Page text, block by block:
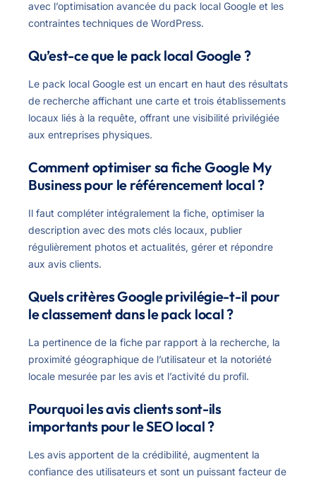
avec l’optimisation avancée du pack local Google et les
contraintes techniques de WordPress.
Qu’est-ce que le pack local Google ?
Le pack local Google est un encart en haut des résultats
de recherche affichant une carte et trois établissements
locaux liés à la requête, offrant une visibilité privilégiée
aux entreprises physiques.
Comment optimiser sa fiche Google My
Business pour le référencement local ?
Il faut compléter intégralement la fiche, optimiser la
description avec des mots clés locaux, publier
régulièrement photos et actualités, gérer et répondre
aux avis clients.
Quels critères Google privilégie-t-il pour
le classement dans le pack local ?
La pertinence de la fiche par rapport à la recherche, la
proximité géographique de l’utilisateur et la notoriété
locale mesurée par les avis et l’activité du profil.
Pourquoi les avis clients sont-ils
importants pour le SEO local ?
Les avis apportent de la crédibilité, augmentent la
confiance des utilisateurs et sont un puissant facteur de